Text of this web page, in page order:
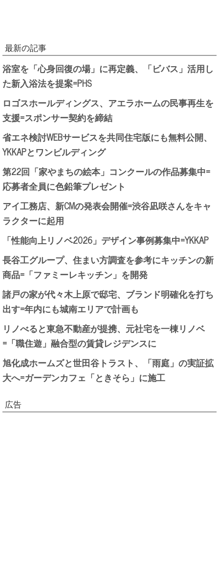
最新の記事
浴室を「心身回復の場」に再定義、「ビバス」活用し
た新入浴法を提案=PHS
ロゴスホールディングス、アエラホームの民事再生を
支援=スポンサー契約を締結
省エネ検討WEBサービスを共同住宅版にも無料公開、
YKKAPとワンビルディング
第22回「家やまちの絵本」コンクールの作品募集中=
応募者全員に色鉛筆プレゼント
アイ工務店、新CMの発表会開催=渋谷凪咲さんをキャ
ラクターに起用
「性能向上リノベ2026」デザイン事例募集中=YKKAP
長谷工グループ、住まい方調査を参考にキッチンの新
商品=「ファミーレキッチン」を開発
諸戸の家が代々木上原で邸宅、ブランド明確化を打ち
出す=年内にも城南エリアで計画も
リノべると東急不動産が提携、元社宅を一棟リノベ
=「職住遊」融合型の賃貸レジデンスに
旭化成ホームズと世田谷トラスト、「雨庭」の実証拡
大へ=ガーデンカフェ「ときそら」に施工
広告